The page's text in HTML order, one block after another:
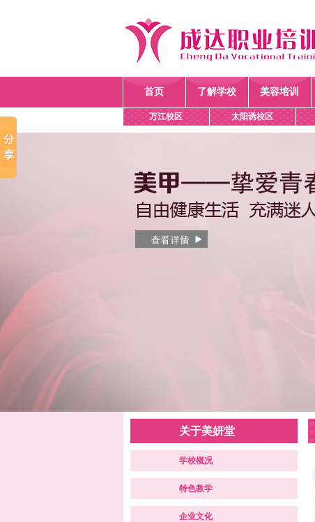
首页 了解学校 美容培训
万江校区 太阳诱校区
关于美妍堂
学校概况
特色教学
企业文化